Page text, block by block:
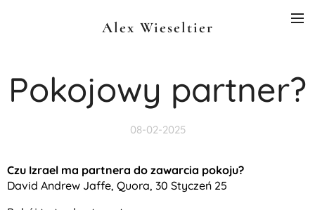
Alex Wieseltier
Pokojowy partner?
08-02-2025
Czu Izrael ma partnera do zawarcia pokoju?
David Andrew Jaffe, Quora, 30 Styczeń 25